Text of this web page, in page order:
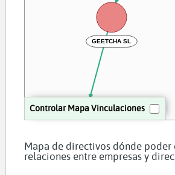
Controlar Mapa Vinculaciones
GEETCHA SL
Mapa de directivos dónde poder
relaciones entre empresas y